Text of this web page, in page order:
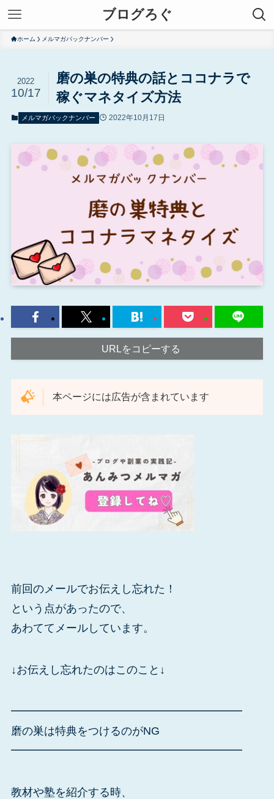
ブログろぐ
ホーム メルマガバックナンバー
磨の巣の特典の話とココナラで
稼ぐマネタイズ方法
2022
10/17
メルマガバックナンバー 2022年10月17日
URLをコピーする
本ページには広告が含まれています
前回のメールでお伝えし忘れた！
という点があったので、
あわててメールしています。
↓お伝えし忘れたのはこのこと↓
━━━━━━━━━━━━━━━━━━━━━
磨の巣は特典をつけるのがNG
━━━━━━━━━━━━━━━━━━━━━
教材や塾を紹介する時、